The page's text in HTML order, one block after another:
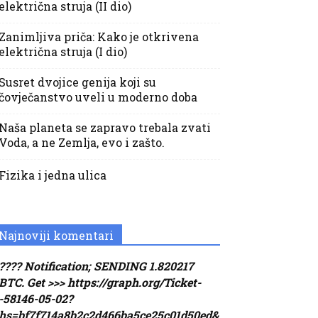
struja (II dio)
priča: Kako je otkrivena
struja (I dio)
dvojice genija koji su
uveli u moderno doba
planeta se zapravo trebala zvati
a ne Zemlja, evo i zašto.
i jedna ulica
komentari
Notification; SENDING 1.820217
Get >>> https://graph.org/Ticket-
05-02?